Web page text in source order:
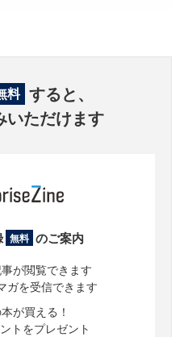
料 すると、
いただけます
無料 のご案内
が閲覧できます
ガを受信できます
が買える！
トをプレゼント